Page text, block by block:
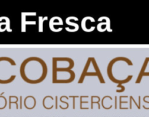
Fresca